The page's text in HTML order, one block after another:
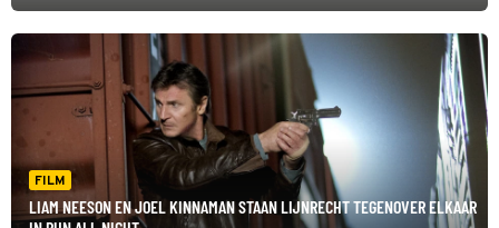
FILM
LIAM NEESON EN JOEL KINNAMAN STAAN LIJNRECHT TEGENOVER ELKAAR